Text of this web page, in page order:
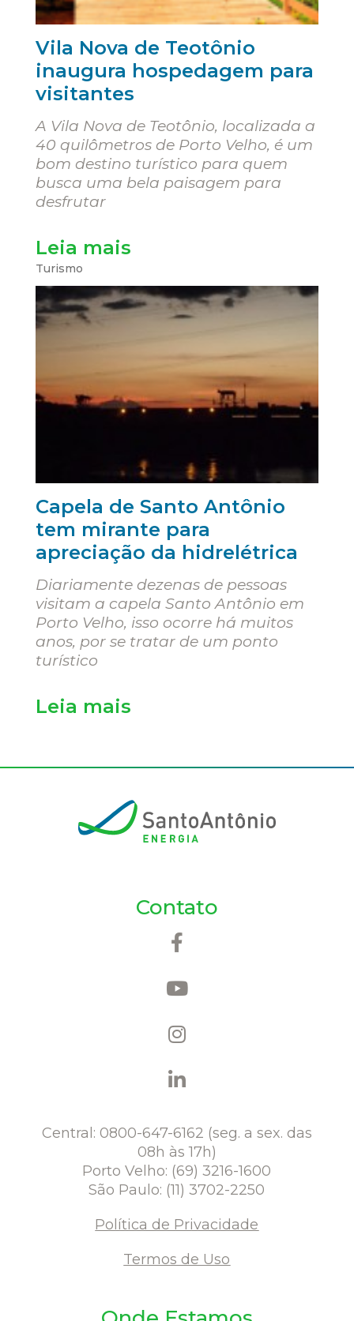
Vila Nova de Teotônio
inaugura hospedagem para
visitantes
A Vila Nova de Teotônio, localizada a
40 quilômetros de Porto Velho, é um
bom destino turístico para quem
busca uma bela paisagem para
desfrutar
Leia mais
Turismo
Capela de Santo Antônio
tem mirante para
apreciação da hidrelétrica
Diariamente dezenas de pessoas
visitam a capela Santo Antônio em
Porto Velho, isso ocorre há muitos
anos, por se tratar de um ponto
turístico
Leia mais
Contato
Central: 0800-647-6162 (seg. a sex. das
08h às 17h)
Porto Velho: (69) 3216-1600
São Paulo: (11) 3702-2250
Política de Privacidade
Termos de Uso